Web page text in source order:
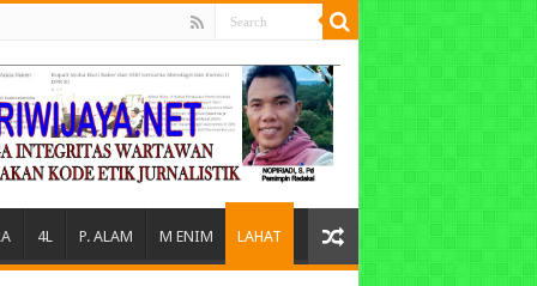
4L P. ALAM M ENIM LAHAT